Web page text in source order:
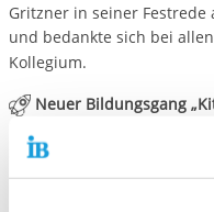
Gritzner in seiner
und bedankte sich bei
Kollegium.
Neuer Bildungsgang
Der neue Bildungsgang
Stellschraube zur
Dabei handelt es sich um